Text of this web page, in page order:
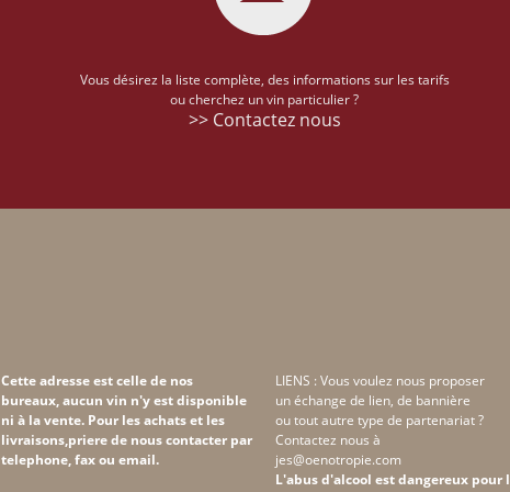
Vous désirez la liste complète, des informations sur les tarifs
ou cherchez un vin particulier ?
>> Contactez nous
Cette adresse est celle de nos
bureaux, aucun vin n'y est disponible
ni à la vente. Pour les achats et les
livraisons,priere de nous contacter par
telephone, fax ou email.
LIENS : Vous voulez nous proposer
un échange de lien, de bannière
ou tout autre type de partenariat ?
Contactez nous à
jes@oenotropie.com
L'abus d'alcool est dangereux pour